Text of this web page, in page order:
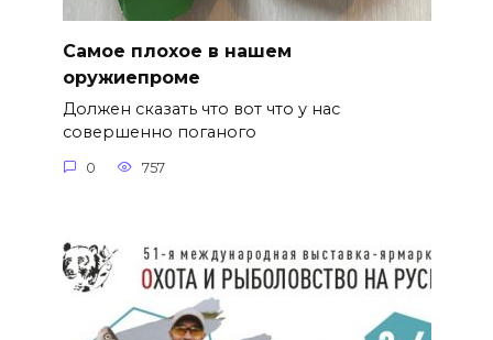
Самое плохое в нашем
оружиепроме
Должен сказать что вот что у нас
совершенно поганого
0 757